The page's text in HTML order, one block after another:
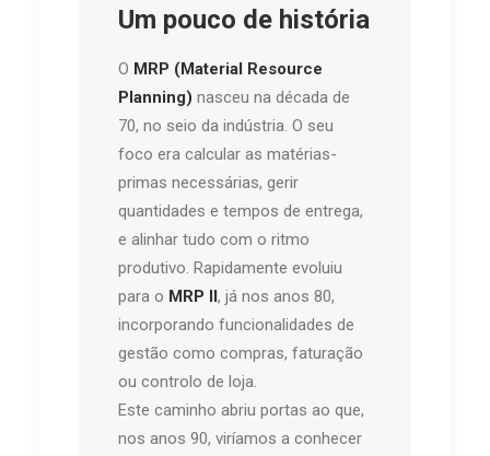
Um pouco de história
O MRP (Material Resource
Planning) nasceu na década de
70, no seio da indústria. O seu
foco era calcular as matérias-
primas necessárias, gerir
quantidades e tempos de entrega,
e alinhar tudo com o ritmo
produtivo. Rapidamente evoluiu
para o MRP II, já nos anos 80,
incorporando funcionalidades de
gestão como compras, faturação
ou controlo de loja.
Este caminho abriu portas ao que,
nos anos 90, viríamos a conhecer